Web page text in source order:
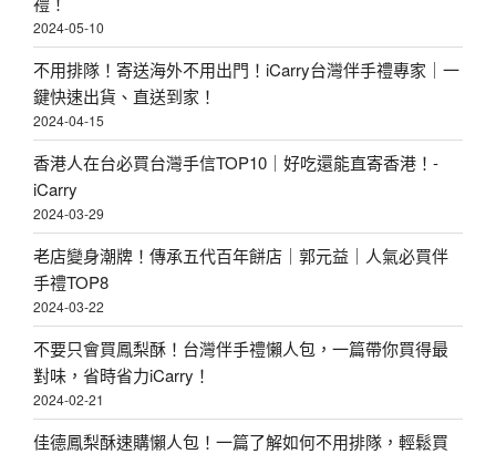
2024-05-10
不用排隊！寄送海外不用出門！iCarry台灣伴手禮專家｜一
鍵快速出貨、直送到家！
2024-04-15
香港人在台必買台灣手信TOP10｜好吃還能直寄香港！-
iCarry
2024-03-29
老店變身潮牌！傳承五代百年餅店｜郭元益｜人氣必買伴
手禮TOP8
2024-03-22
不要只會買鳳梨酥！台灣伴手禮懶人包，一篇帶你買得最
對味，省時省力iCarry！
2024-02-21
佳德鳳梨酥速購懶人包！一篇了解如何不用排隊，輕鬆買